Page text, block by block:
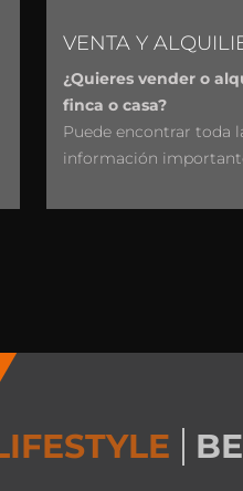
VENTA Y
¿Quieres vender o
finca o casa?
Puede encontrar toda
información